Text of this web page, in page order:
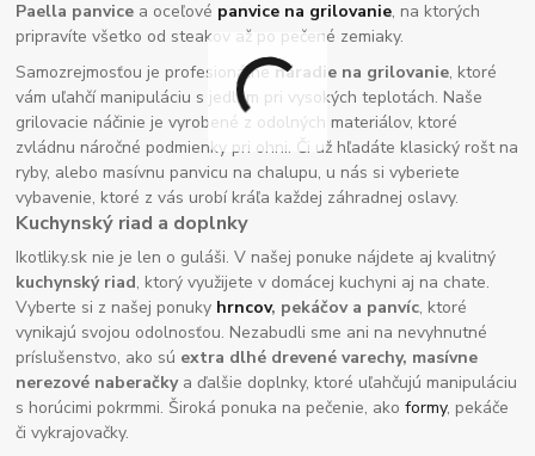
Paella panvice a oceľové panvice na grilovanie, na ktorých
pripravíte všetko od steakov až po pečené zemiaky.
Samozrejmosťou je profesionálnenáradie na grilovanie, ktoré
vám uľahčí manipuláciu s jedlom pri vysokých teplotách. Naše
grilovacie náčinie je vyrobené z odolných materiálov, ktoré
zvládnu náročné podmienky pri ohni. Či už hľadáte klasický rošt na
ryby, alebo masívnu panvicu na chalupu, u nás si vyberiete
vybavenie, ktoré z vás urobí kráľa každej záhradnej oslavy.
Kuchynský riad a doplnky
Ikotliky.sk nie je len o guláši. V našej ponuke nájdete aj kvalitný
kuchynský riad, ktorý využijete v domácej kuchyni aj na chate.
Vyberte si z našej ponuky hrncov, pekáčov a panvíc, ktoré
vynikajú svojou odolnosťou. Nezabudli sme ani na nevyhnutné
príslušenstvo, ako sú extra dlhé drevené varechy, masívne
nerezové naberačkya ďalšie doplnky, ktoré uľahčujú manipuláciu
s horúcimi pokrmmi. Široká ponuka na pečenie, akoformy, pekáče
či vykrajovačky.